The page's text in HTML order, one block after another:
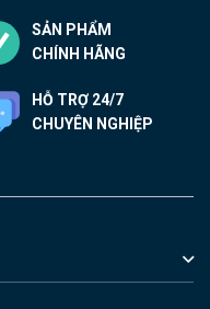
được
chọn
trang
sản
SẢN PHẨM
CHÍNH HÃNG
HỖ TRỢ 24/7
CHUYÊN NGHIỆP